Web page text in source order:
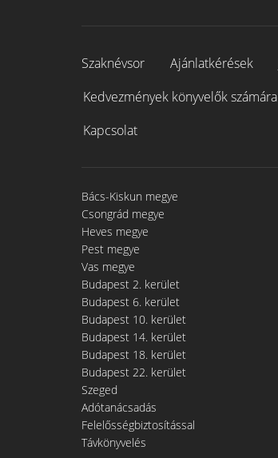
Szaknévsor Ajánlatkérések
Kedvezmények könyvelők számára
Kapcsolat
Bács-Kiskun megye
Csongrád megye
Heves megye
Pest megye
Vas megye
Budapest 2. kerület
Budapest 6. kerület
Budapest 10. kerület
Budapest 14. kerület
Budapest 18. kerület
Budapest 22. kerület
Szeged
Adótanácsadás
Felelősségbiztosítással
Távkönyvelés